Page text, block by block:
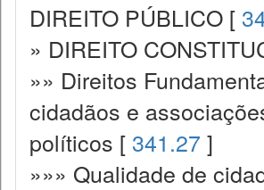
DIREITO PÚBLICO [
» DIREITO
»» Direitos
cidadãos e
políticos [ 341.27 ]
»»» Qualidade de